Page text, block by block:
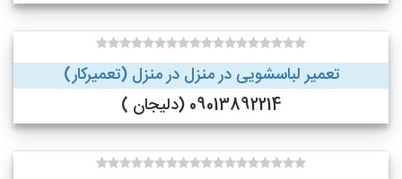
تعمیر لباسشویی در منزل در منزل (تعمیرکار)
09013892214 (دلیجان )